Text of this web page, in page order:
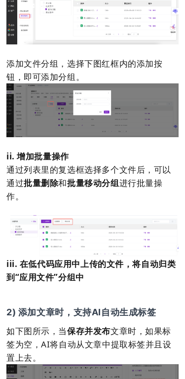
添加文件分组，选择下图红框内的添加按
钮，即可添加分组。
ii. 增加批量操作
通过列表里的复选框选择多个文件后，可以
通过批量删除和批量移动分组进行批量操
作。
iii. 在低代码应用中上传的文件，将自动归类
到“应用文件”分组中
2) 添加文章时，支持AI自动生成标签
如下图所示，当保存并发布文章时，如果标
签为空，AI将自动从文章中提取标签并且设
置上去。